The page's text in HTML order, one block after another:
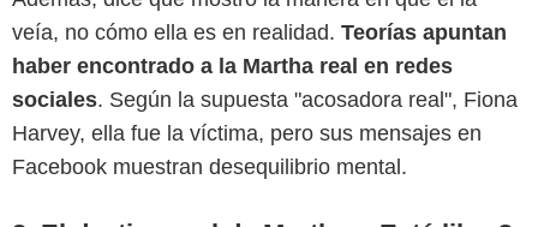
veía, no cómo ella es en realidad. Teorías apuntan
haber encontrado a la Martha real en redes
sociales. Según la supuesta "acosadora real", Fiona
Harvey, ella fue la víctima, pero sus mensajes en
Facebook muestran desequilibrio mental.